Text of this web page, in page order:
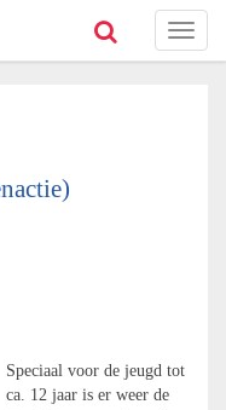
Toggle
Speciaal voor de jeugd tot
ca. 12 jaar is er weer de